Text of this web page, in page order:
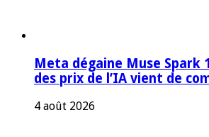
Meta dégaine Muse Spark
des prix de l’IA vient de
4 août 2026